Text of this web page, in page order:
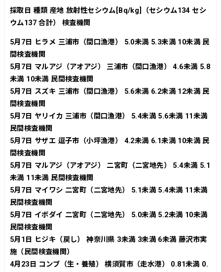
採取日 種類 産地 放射性セシウム[Bq/kg]（セシウム134 セシ
ウム137 合計） 検査機関
5月7日 ヒラメ 三浦市（間口漁港） 5.0未満 5.3未満 10未満 民
間検査機関
5月7日 マルアジ（アオアジ） 三浦市（間口漁港） 4.6未満 5.8
未満 10未満 民間検査機関
5月7日 スズキ 三浦市（間口漁港） 5.6未満 6.2未満 12未満 民
間検査機関
5月7日 ヤリイカ 三浦市（間口漁港） 5.4未満 5.6未満 11未満
民間検査機関
5月7日 サザエ 逗子市（小坪漁港） 4.2未満 6.1未満 10未満 民
間検査機関
5月7日 マルアジ（アオアジ） 二宮町（二宮地先） 5.4未満 5.1
未満 11未満 民間検査機関
5月7日 マイワシ 二宮町（二宮地先） 5.1未満 5.4未満 11未満
民間検査機関
5月7日 イボダイ 二宮町（二宮地先） 5.0未満 5.2未満 10未満
民間検査機関
5月1日 ヒジキ（戻し） 神奈川県 3未満 3未満 6未満 藤沢市実
施（民間検査機関）
4月23日 コンブ（生・養殖） 横須賀市（走水港） 0.81未満 0.